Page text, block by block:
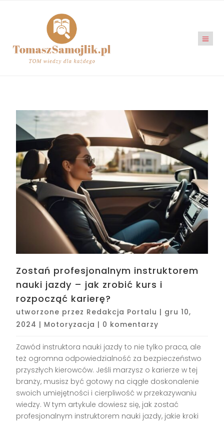
Zostań profesjonalnym instruktorem
nauki jazdy – jak zrobić kurs i
rozpocząć karierę?
utworzone przez Redakcja Portalu | gru 10,
2024 | Motoryzacja | 0 komentarzy
Zawód instruktora nauki jazdy to nie tylko praca, ale
też ogromna odpowiedzialność za bezpieczeństwo
przyszłych kierowców. Jeśli marzysz o karierze w tej
branży, musisz być gotowy na ciągłe doskonalenie
swoich umiejętności i cierpliwość w przekazywaniu
wiedzy. W tym artykule dowiesz się, jak zostać
profesjonalnym instruktorem nauki jazdy, jakie kroki